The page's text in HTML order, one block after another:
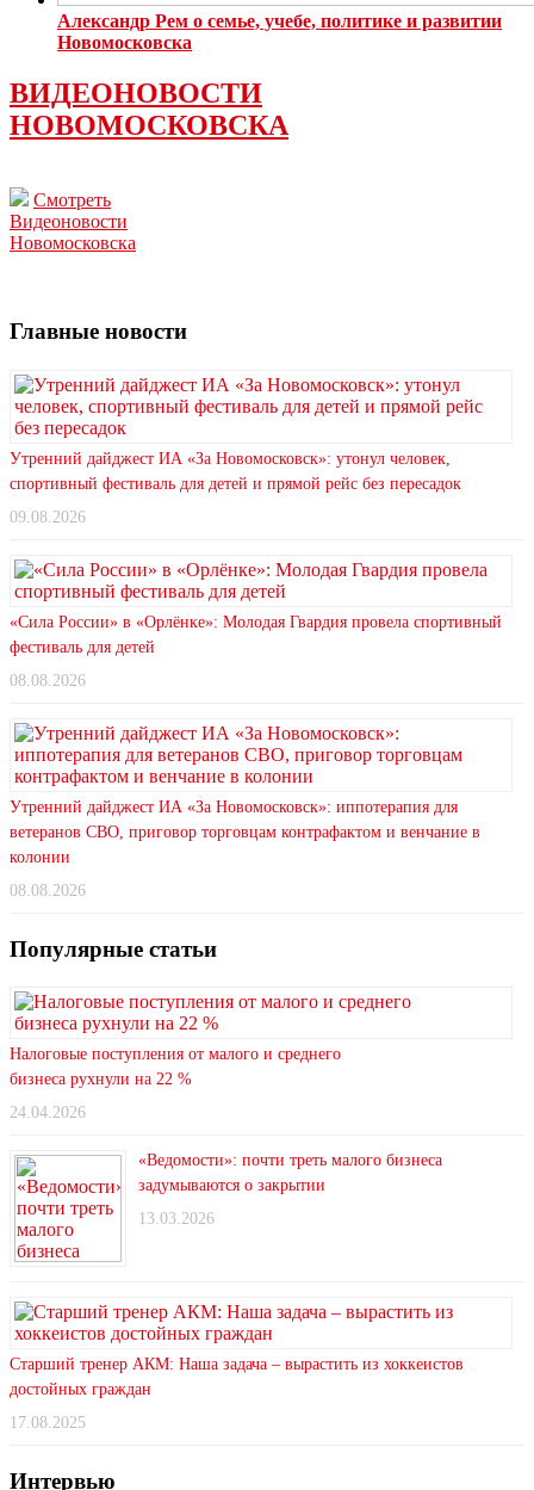
Александр Рем о семье, учебе, политике и развитии
Новомосковска
ВИДЕОНОВОСТИ
НОВОМОСКОВСКА
Смотреть
Видеоновости
Новомосковска
Главные новости
Утренний дайджест ИА «За Новомосковск»: утонул человек,
спортивный фестиваль для детей и прямой рейс без пересадок
09.08.2026
«Сила России» в «Орлёнке»: Молодая Гвардия провела спортивный
фестиваль для детей
08.08.2026
Утренний дайджест ИА «За Новомосковск»: иппотерапия для
ветеранов СВО, приговор торговцам контрафактом и венчание в
колонии
08.08.2026
Популярные статьи
Налоговые поступления от малого и среднего
бизнеса рухнули на 22 %
24.04.2026
«Ведомости»: почти треть малого бизнеса
задумываются о закрытии
13.03.2026
Старший тренер АКМ: Наша задача – вырастить из хоккеистов
достойных граждан
17.08.2025
Интервью